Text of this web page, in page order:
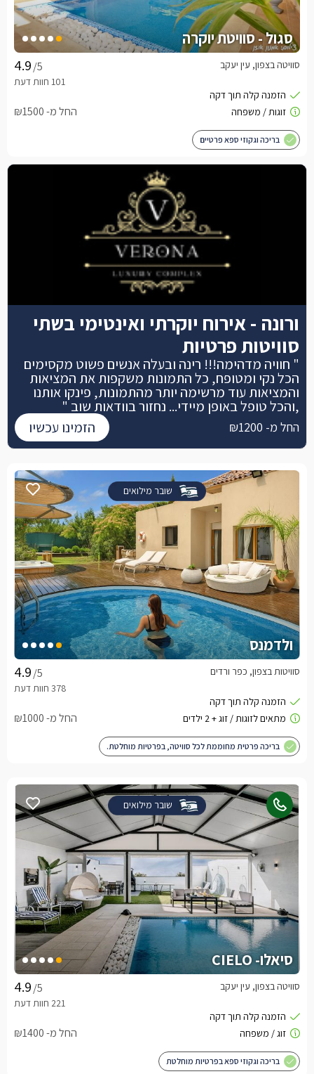
סגול - סוויטת יוקרה
/5 סוויטה בצפון, עין יעקב
החל מ- ₪1500
בריכה וגקוזי ספא פרטיים
שובר מילואים
ולדמנס
/5 סוויטות בצפון, כפר ורדים
החל מ- ₪1000
בריכה פרטית מחוממת לכל סוויטה, בפרטיות מוחלטת.
שובר מילואים
סיאלו- CIELO
/5 סוויטה בצפון, עין יעקב
החל מ- ₪1400
בריכה וגקוזי ספא בפרטיות מוחלטת
ורונה - אירוח יוקרתי ואינטימי בשתי
סוויטות פרטיות
" חוויה מדהימה!!! רינה ובעלה אנשים פשוט מקסימים
הכל נקי ומטופח, כל התמונות משקפות את המציאות
והמציאות עוד מרשימה יותר מהתמונות, פינקו אותנו
,והכל טופל באופן מיידי... נחזור בוודאות שוב "
החל מ- ₪1200 הזמינו עכשיו